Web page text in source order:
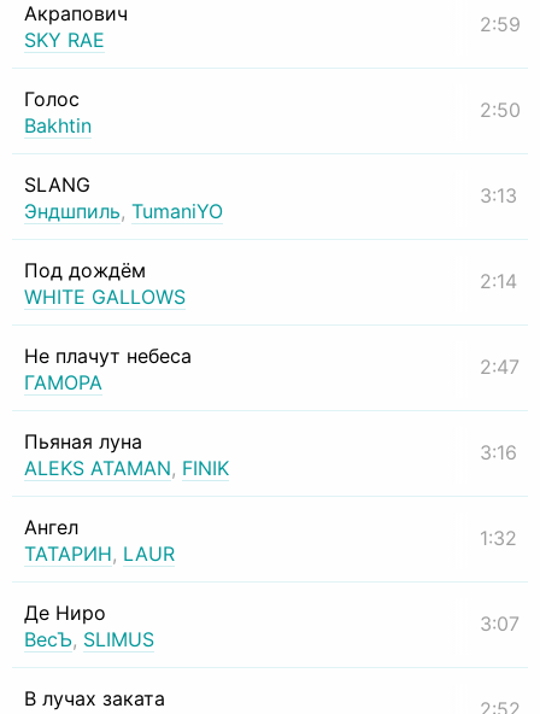
Акрапович
SKY RAE
2:59
Голос
Bakhtin
2:50
SLANG
Эндшпиль, TumaniYO
3:13
Под дождём
WHITE GALLOWS
2:14
Не плачут небеса
ГАМОРА
2:47
Пьяная луна
ALEKS ATAMAN, FINIK
3:16
Ангел
ТАТАРИН, LAUR
1:32
Де Ниро
ВесЪ, SLIMUS
3:07
В лучах заката